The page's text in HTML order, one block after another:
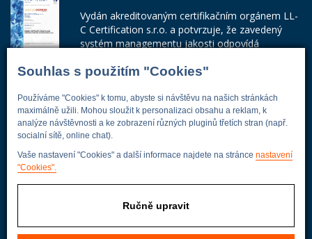
Souhlas s použitím "Cookies"
Používáme "Cookies" k tomu, abyste si návštěvu na našich stránkách
maximálně užili. Mohou sloužit k personalizaci obsahu a reklam, k
analýze návštěvnosti a ke zobrazení různých pluginů třetích stran (např.
socialní sítě, online chat).
Vaše nastavení "Cookies" a další informace najdete na stránce nastavení
"Cookies".
Ručně upravit
Vydán akreditovaným certifikačním orgánem LL-
C Certification s.r.o. a potvrzuje, že zavedený
systém managementu jakosti odpovídá
Adresa firmy